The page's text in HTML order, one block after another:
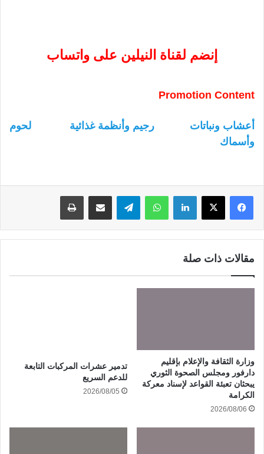
إنضم لقناة النيلين على واتساب
Promotion Content
أعشاب ونباتات رجيم وأنظمة غذائية
لحوم
وأسماك
لينكدإن واتساب
مقالات ذات صلة
وزارة الثقافة والإعلام بإقليم
دارفور ومجلس الصحوة الثوري
يبحثان تعبئة القواعد لإسناد معركة
الكرامة
2026/08/06
تدمير عشرات المركبات التابعة
للدعم السريع
2026/08/05